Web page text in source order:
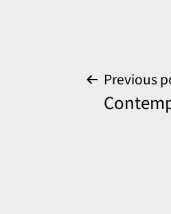
Post
Previous